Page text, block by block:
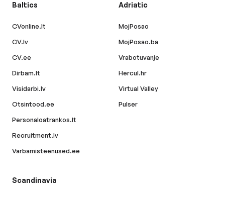
Baltics
CVonline.lt
CV.lv
CV.ee
Dirbam.lt
Visidarbi.lv
Otsintood.ee
Personaloatrankos.lt
Recruitment.lv
Varbamisteenused.ee
Adriatic
MojPosao
MojPosao.ba
Vrabotuvanje
Hercul.hr
Virtual Valley
Pulser
Scandinavia